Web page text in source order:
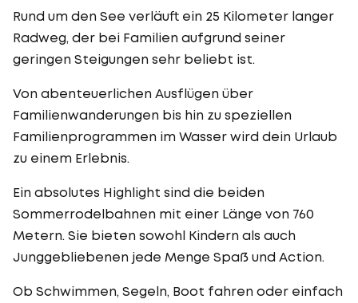
Rund um den See verläuft ein 25 Kilometer langer
Radweg, der bei Familien aufgrund seiner
geringen Steigungen sehr beliebt ist.
Von abenteuerlichen Ausflügen über
Familienwanderungen bis hin zu speziellen
Familienprogrammen im Wasser wird dein Urlaub
zu einem Erlebnis.
Ein absolutes Highlight sind die beiden
Sommerrodelbahnen mit einer Länge von 760
Metern. Sie bieten sowohl Kindern als auch
Junggebliebenen jede Menge Spaß und Action.
Ob Schwimmen, Segeln, Boot fahren oder einfach